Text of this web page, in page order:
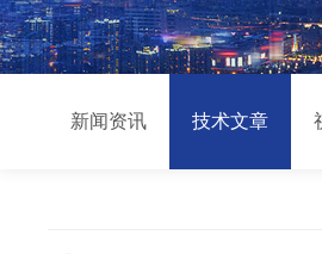
新闻资讯 技术文章